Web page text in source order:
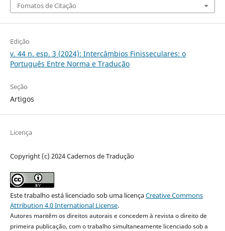
Fomatos de Citação
Edição
v. 44 n. esp. 3 (2024): Intercâmbios Finisseculares: o
Português Entre Norma e Tradução
Seção
Artigos
Licença
Copyright (c) 2024 Cadernos de Tradução
Este trabalho está licenciado sob uma licençaCreative Commons
Attribution 4.0 International License.
Autores mantêm os direitos autorais e concedem à revista o direito de
primeira publicação, com o trabalho simultaneamente licenciado sob a